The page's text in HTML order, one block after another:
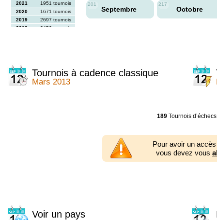
2021
1951 tournois
2020
1671 tournois
2019
2697 tournois
2018
2456 tournois
2013
2353 tournois
2012
2556 tournois
2011
2671 tournois
201
Septembre
217
Octobre
Tournois à cadence classique
Mars 2013
189 Tournois d’échecs
Pour avoir un
vous devez vous
Voir un pays